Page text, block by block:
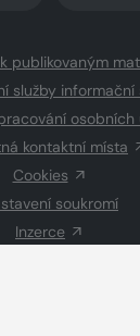
publikovaným
služby
osobních
kontaktní místa
Cookies
soukromí
Inzerce